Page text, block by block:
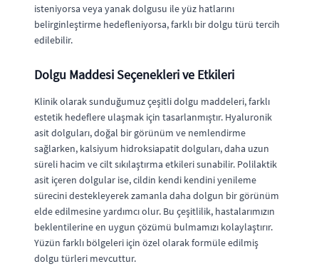
isteniyorsa veya yanak dolgusu ile yüz hatlarını
belirginleştirme hedefleniyorsa, farklı bir dolgu türü tercih
edilebilir.
Dolgu Maddesi Seçenekleri ve Etkileri
Klinik olarak sunduğumuz çeşitli dolgu maddeleri, farklı
estetik hedeflere ulaşmak için tasarlanmıştır. Hyaluronik
asit dolguları, doğal bir görünüm ve nemlendirme
sağlarken, kalsiyum hidroksiapatit dolguları, daha uzun
süreli hacim ve cilt sıkılaştırma etkileri sunabilir. Polilaktik
asit içeren dolgular ise, cildin kendi kendini yenileme
sürecini destekleyerek zamanla daha dolgun bir görünüm
elde edilmesine yardımcı olur. Bu çeşitlilik, hastalarımızın
beklentilerine en uygun çözümü bulmamızı kolaylaştırır.
Yüzün farklı bölgeleri için özel olarak formüle edilmiş
dolgu türleri mevcuttur.